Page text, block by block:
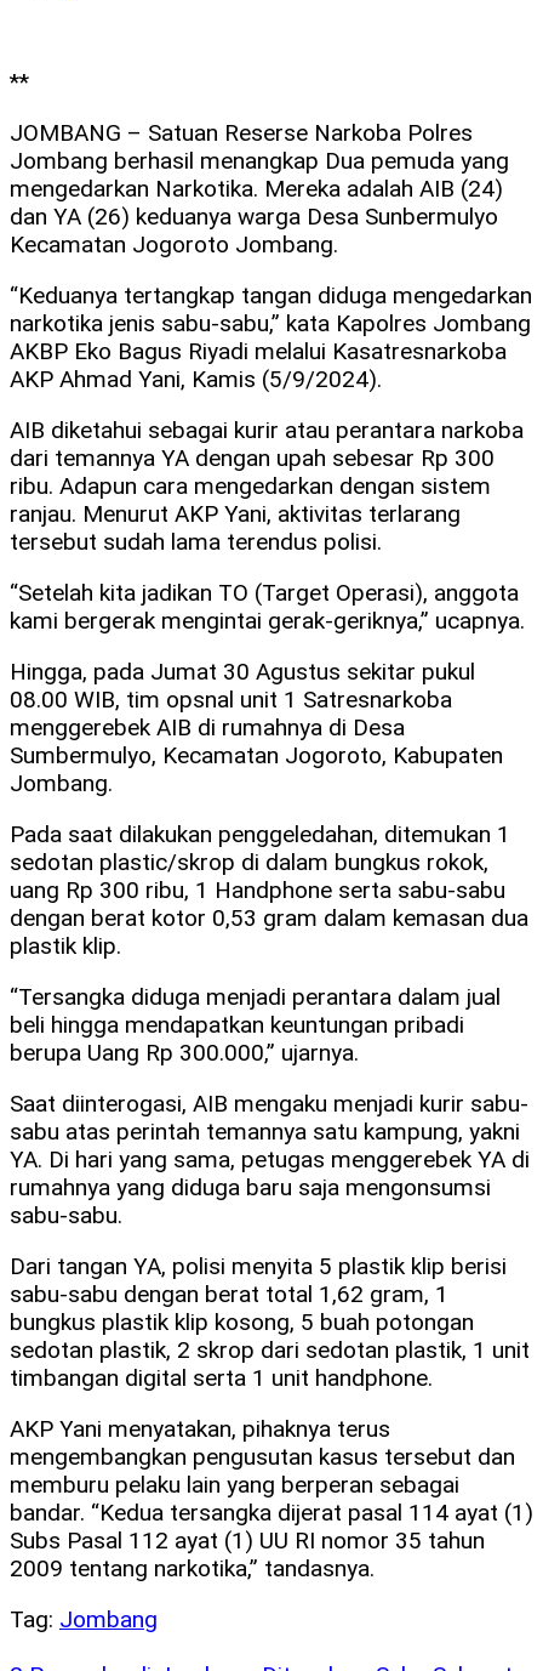
**
JOMBANG – Satuan Reserse Narkoba Polres
Jombang berhasil menangkap Dua pemuda yang
mengedarkan Narkotika. Mereka adalah AIB (24)
dan YA (26) keduanya warga Desa Sunbermulyo
Kecamatan Jogoroto Jombang.
“Keduanya tertangkap tangan diduga mengedarkan
narkotika jenis sabu-sabu,” kata Kapolres Jombang
AKBP Eko Bagus Riyadi melalui Kasatresnarkoba
AKP Ahmad Yani, Kamis (5/9/2024).
AIB diketahui sebagai kurir atau perantara narkoba
dari temannya YA dengan upah sebesar Rp 300
ribu. Adapun cara mengedarkan dengan sistem
ranjau. Menurut AKP Yani, aktivitas terlarang
tersebut sudah lama terendus polisi.
“Setelah kita jadikan TO (Target Operasi), anggota
kami bergerak mengintai gerak-geriknya,” ucapnya.
Hingga, pada Jumat 30 Agustus sekitar pukul
08.00 WIB, tim opsnal unit 1 Satresnarkoba
menggerebek AIB di rumahnya di Desa
Sumbermulyo, Kecamatan Jogoroto, Kabupaten
Jombang.
Pada saat dilakukan penggeledahan, ditemukan 1
sedotan plastic/skrop di dalam bungkus rokok,
uang Rp 300 ribu, 1 Handphone serta sabu-sabu
dengan berat kotor 0,53 gram dalam kemasan dua
plastik klip.
“Tersangka diduga menjadi perantara dalam jual
beli hingga mendapatkan keuntungan pribadi
berupa Uang Rp 300.000,” ujarnya.
Saat diinterogasi, AIB mengaku menjadi kurir sabu-
sabu atas perintah temannya satu kampung, yakni
YA. Di hari yang sama, petugas menggerebek YA di
rumahnya yang diduga baru saja mengonsumsi
sabu-sabu.
Dari tangan YA, polisi menyita 5 plastik klip berisi
sabu-sabu dengan berat total 1,62 gram, 1
bungkus plastik klip kosong, 5 buah potongan
sedotan plastik, 2 skrop dari sedotan plastik, 1 unit
timbangan digital serta 1 unit handphone.
AKP Yani menyatakan, pihaknya terus
mengembangkan pengusutan kasus tersebut dan
memburu pelaku lain yang berperan sebagai
bandar. “Kedua tersangka dijerat pasal 114 ayat (1)
Subs Pasal 112 ayat (1) UU RI nomor 35 tahun
2009 tentang narkotika,” tandasnya.
Tag: Jombang